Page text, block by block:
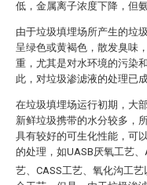
低，金属离子浓度下降，但
由于垃圾填埋场所产生的垃
呈绿色或黄褐色，散发臭味
重，尤其是对水环境的污染
此，对垃圾渗滤液的处理已
在垃圾填埋场运行初期，大
新鲜垃圾携带的水分较多，
具有较好的可生化性能，可
的处理，如UASB厌氧工艺
艺、CASS工艺、氧化沟工艺